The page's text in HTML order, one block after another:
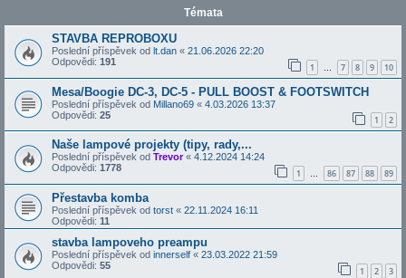
Témata
STAVBA REPROBOXU
Poslední příspěvek od lt.dan « 21.06.2026 22:20
Odpovědi: 191 1 … 7 8 9 10
Mesa/Boogie DC-3, DC-5 - PULL BOOST & FOOTSWITCH
Poslední příspěvek od Millano69 « 4.03.2026 13:37
Odpovědi: 25 1 2
Naše lampové projekty (tipy, rady,...
Poslední příspěvek od Trevor« 4.12.2024 14:24
Odpovědi: 1778 1 … 86 87 88 89
Přestavba komba
Poslední příspěvek od torst « 22.11.2024 16:11
Odpovědi: 11
stavba lampoveho preampu
Poslední příspěvek od innerself « 23.03.2022 21:59
Odpovědi: 55 1 2 3